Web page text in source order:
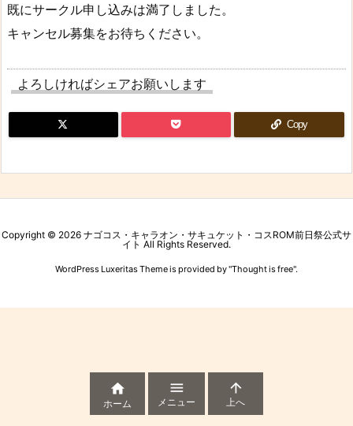
既にサークル申し込みは満了しました。
キャンセル募集をお待ちください。
よろしければシェアお願いします
Copy
Copyright © 2026 ナゴコス・キャラオン・サキュケット・コスROM前日祭公式サ
イト All Rights Reserved.
WordPress Luxeritas Theme is provided by "Thought is free".

ホーム

メニュー

上へ